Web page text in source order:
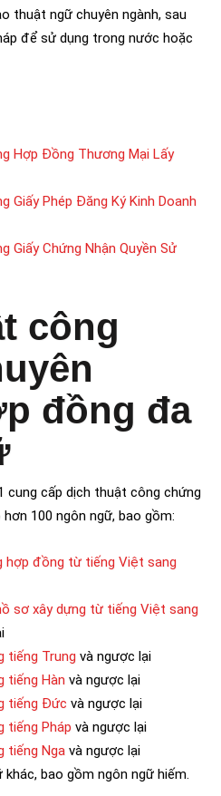
thuật ngữ chuyên ngành, sau
để sử dụng trong nước hoặc
Hợp Đồng Thương Mại Lấy
Giấy Phép Đăng Ký Kinh Doanh
Giấy Chứng Nhận Quyền Sử
công
đồng đa
cung cấp dịch thuật công chứng
100 ngôn ngữ, bao gồm:
hợp đồng từ tiếng Việt sang
sơ xây dựng từ tiếng Việt sang
tiếng Trung và ngược lại
tiếng Hàn và ngược lại
tiếng Đức và ngược lại
tiếng Pháp và ngược lại
tiếng Nga và ngược lại
bao gồm ngôn ngữ hiếm.